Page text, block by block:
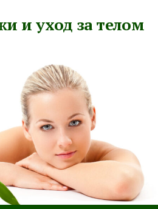
и уход за телом